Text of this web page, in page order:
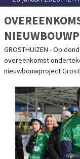
GROSTHUIZEN
GROSTHUIZEN - Op
overeenkomst
nieuwbouwproject